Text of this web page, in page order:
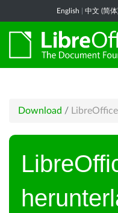
English 中文 (简体
Download /